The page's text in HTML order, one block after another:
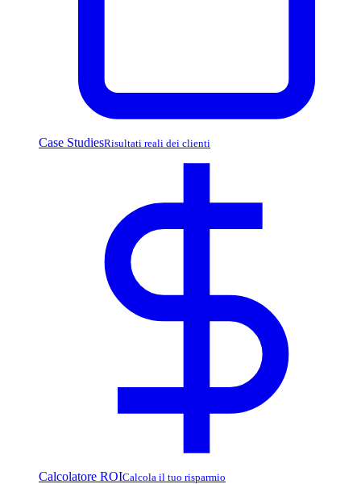
Case StudiesRisultati reali dei clienti
Calcolatore ROICalcola il tuo risparmio